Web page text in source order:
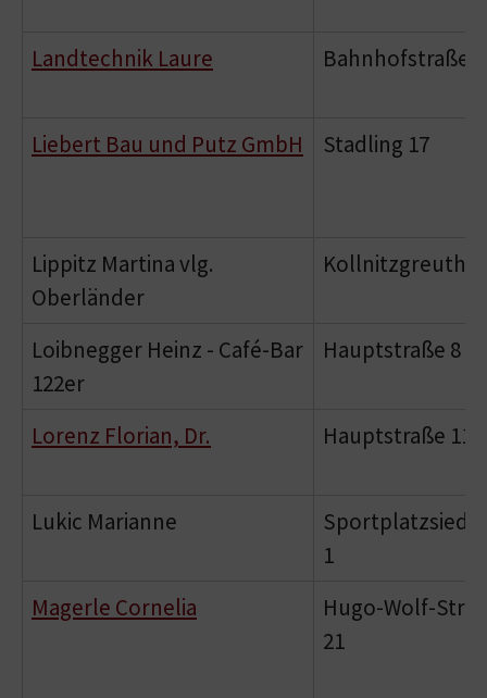
Landtechnik Laure Bahnhofstraße 6
Liebert Bau und Putz GmbH Stadling 17
Lippitz Martina vlg.
Oberländer
Kollnitzgreuth 1
Loibnegger Heinz - Café-Bar
122er
Hauptstraße 8
Lorenz Florian, Dr. Hauptstraße 11
Lukic Marianne
1
Magerle Cornelia
Hugo-Wolf-
21